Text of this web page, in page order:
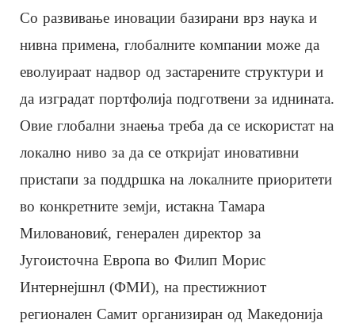
Со развивање иновации базирани врз наука и
нивна примена, глобалните компании може да
еволуираат надвор од застарените структури и
да изградат портфолија подготвени за иднината.
Овие глобални знаења треба да се искористат на
локално ниво за да се откријат иновативни
пристапи за поддршка на локалните приоритети
во конкретните земји, истакна Тамара
Миловановиќ, генерален директор за
Југоисточна Европа во Филип Морис
Интернејшнл (ФМИ), на престижниот
регионален Самит организиран од Македонија